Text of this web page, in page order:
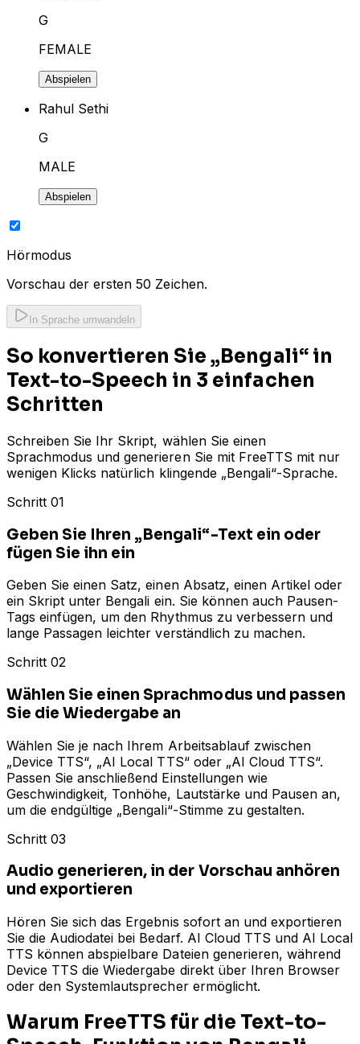
G
FEMALE
Abspielen
Rahul Sethi
G
MALE
Abspielen
Hörmodus
Vorschau der ersten 50 Zeichen.
In Sprache umwandeln
So konvertieren Sie „Bengali“ in
Text-to-Speech in 3 einfachen
Schritten
Schreiben Sie Ihr Skript, wählen Sie einen
Sprachmodus und generieren Sie mit FreeTTS mit nur
wenigen Klicks natürlich klingende „Bengali“-Sprache.
Schritt 01
Geben Sie Ihren „Bengali“-Text ein oder
fügen Sie ihn ein
Geben Sie einen Satz, einen Absatz, einen Artikel oder
ein Skript unter Bengali ein. Sie können auch Pausen-
Tags einfügen, um den Rhythmus zu verbessern und
lange Passagen leichter verständlich zu machen.
Schritt 02
Wählen Sie einen Sprachmodus und passen
Sie die Wiedergabe an
Wählen Sie je nach Ihrem Arbeitsablauf zwischen
„Device TTS“, „AI Local TTS“ oder „AI Cloud TTS“.
Passen Sie anschließend Einstellungen wie
Geschwindigkeit, Tonhöhe, Lautstärke und Pausen an,
um die endgültige „Bengali“-Stimme zu gestalten.
Schritt 03
Audio generieren, in der Vorschau anhören
und exportieren
Hören Sie sich das Ergebnis sofort an und exportieren
Sie die Audiodatei bei Bedarf. AI Cloud TTS und AI Local
TTS können abspielbare Dateien generieren, während
Device TTS die Wiedergabe direkt über Ihren Browser
oder den Systemlautsprecher ermöglicht.
Warum FreeTTS für die Text-to-